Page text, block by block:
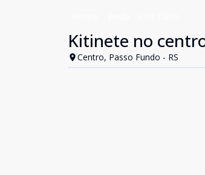
Kitinete no
Centro, Passo Fundo - RS